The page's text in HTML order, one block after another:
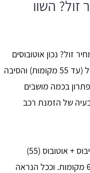
זול? השוו
60 מקומות במחיר זול? נכון אוטובוסים
אלו יקרים יותר מהשכרה של אוטובוס רגיל (עד 55 מקומות) והסיבה
בכמה מושבים
של הזמנת רכב
לכן השיקול צריך להיות האם הזמנת מיניבוס + אוטובוס (55)
מקומות, כדאי לעומת הזמנת אוטובוס 60 מקומות. וככל הנראה